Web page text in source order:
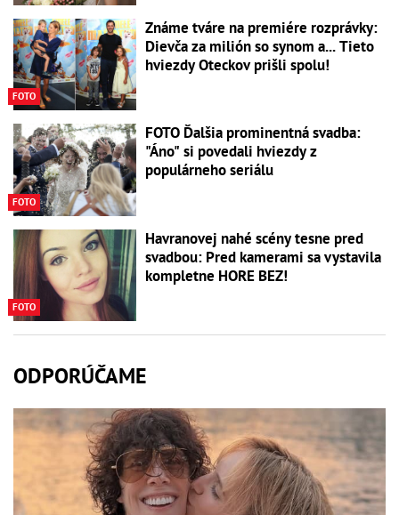
FOTO
Známe tváre na premiére rozprávky:
Dievča za milión so synom a... Tieto
hviezdy Oteckov prišli spolu!
FOTO
FOTO Ďalšia prominentná svadba:
"Áno" si povedali hviezdy z
populárneho seriálu
FOTO
Havranovej nahé scény tesne pred
svadbou: Pred kamerami sa vystavila
kompletne HORE BEZ!
ODPORÚČAME